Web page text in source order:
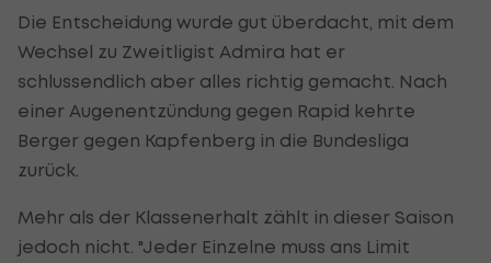
Die Entscheidung wurde gut überdacht, mit dem
Wechsel zu Zweitligist Admira hat er
schlussendlich aber alles richtig gemacht. Nach
einer Augenentzündung gegen Rapid kehrte
Berger gegen Kapfenberg in die Bundesliga
zurück.
Mehr als der Klassenerhalt zählt in dieser Saison
jedoch nicht. "Jeder Einzelne muss ans Limit